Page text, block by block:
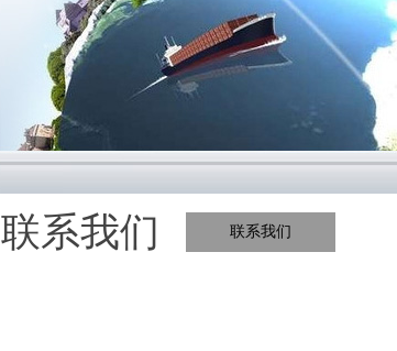
联系我们 联系我们